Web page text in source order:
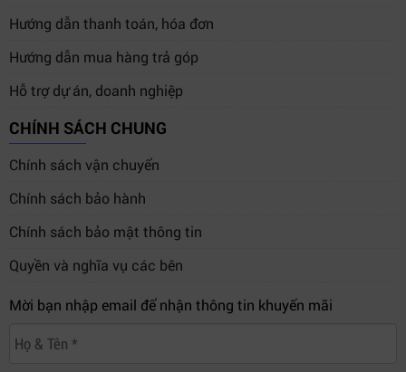
Hướng dẫn thanh toán, hóa đơn
Hướng dẫn mua hàng trả góp
Hỗ trợ dự án, doanh nghiệp
CHÍNH SÁCH CHUNG
Chính sách vận chuyển
Chính sách bảo hành
Chính sách bảo mật thông tin
Quyền và nghĩa vụ các bên
Mời bạn nhập email để nhận thông tin khuyến mãi